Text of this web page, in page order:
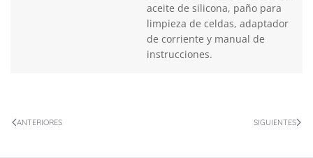
aceite de silicona, paño para
limpieza de celdas, adaptador
de corriente y manual de
instrucciones.
ANTERIORES SIGUIENTES